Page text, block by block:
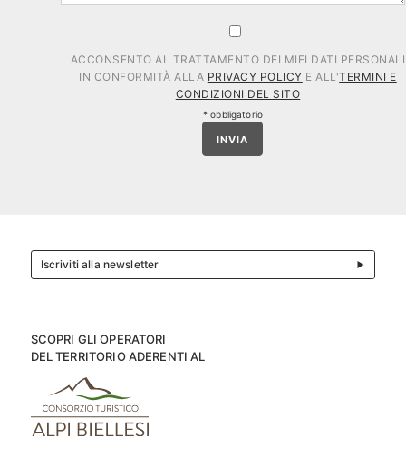
ACCONSENTO AL TRATTAMENTO DEI MIEI DATI PERSONALI
IN CONFORMITÀ ALLA PRIVACY POLICY E ALL'TERMINI E
CONDIZIONI DEL SITO
* obbligatorio
INVIA
Iscriviti alla newsletter
SCOPRI GLI OPERATORI
DEL TERRITORIO ADERENTI AL